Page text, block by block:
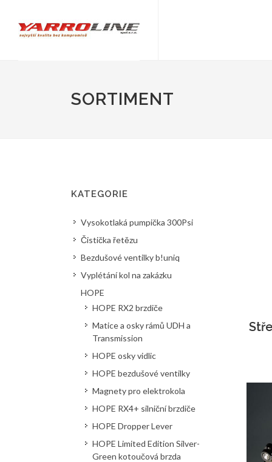
SORTIMENT
KATEGORIE
Vysokotlaká pumpička 300Psi
Čistička řetězu
Bezdušové ventilky b!uniq
Vyplétání kol na zakázku
HOPE
HOPE RX2 brzdiče
Matice a osky rámů UDH a
Transmission
HOPE osky vidlic
HOPE bezdušové ventilky
Magnety pro elektrokola
HOPE RX4+ silniční brzdiče
HOPE Dropper Lever
HOPE Limited Edition Silver-
Green kotoučová brzda